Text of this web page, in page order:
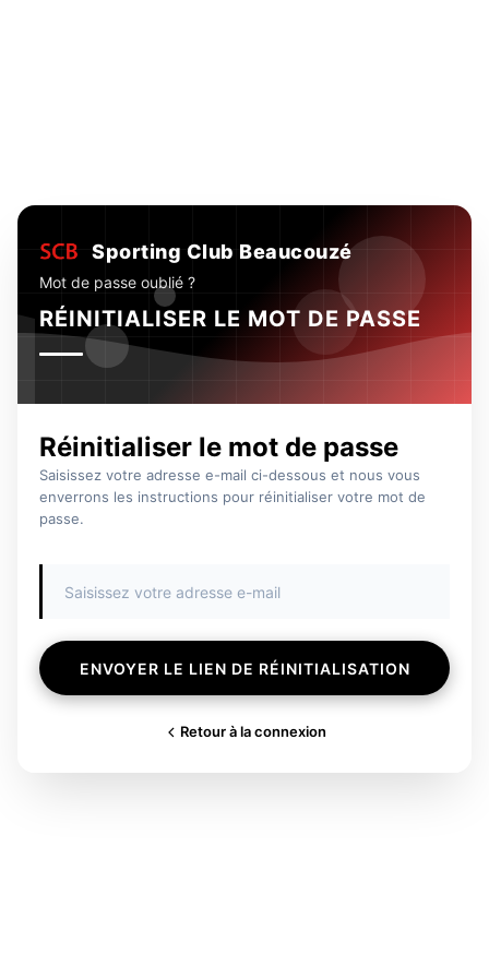
Sporting Club Beaucouzé
Mot de passe oublié ?
RÉINITIALISER LE MOT DE PASSE
Réinitialiser le mot de passe
Saisissez votre adresse e-mail ci-dessous et nous vous
enverrons les instructions pour réinitialiser votre mot de
passe.
ENVOYER LE LIEN DE RÉINITIALISATION
Retour à la connexion